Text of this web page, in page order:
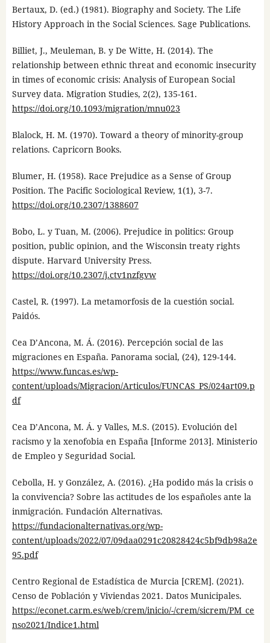
Bertaux, D. (ed.) (1981). Biography and Society. The Life
History Approach in the Social Sciences. Sage Publications.
Billiet, J., Meuleman, B. y De Witte, H. (2014). The
relationship between ethnic threat and economic insecurity
in times of economic crisis: Analysis of European Social
Survey data. Migration Studies, 2(2), 135-161.
https://doi.org/10.1093/migration/mnu023
Blalock, H. M. (1970). Toward a theory of minority-group
relations. Capricorn Books.
Blumer, H. (1958). Race Prejudice as a Sense of Group
Position. The Pacific Sociological Review, 1(1), 3-7.
https://doi.org/10.2307/1388607
Bobo, L. y Tuan, M. (2006). Prejudice in politics: Group
position, public opinion, and the Wisconsin treaty rights
dispute. Harvard University Press.
https://doi.org/10.2307/j.ctv1nzfgvw
Castel, R. (1997). La metamorfosis de la cuestión social.
Paidós.
Cea D’Ancona, M. Á. (2016). Percepción social de las
migraciones en España. Panorama social, (24), 129-144.
https://www.funcas.es/wp-
content/uploads/Migracion/Articulos/FUNCAS_PS/024art09.p
df
Cea D’Ancona, M. Á. y Valles, M.S. (2015). Evolución del
racismo y la xenofobia en España [Informe 2013]. Ministerio
de Empleo y Seguridad Social.
Cebolla, H. y González, A. (2016). ¿Ha podido más la crisis o
la convivencia? Sobre las actitudes de los españoles ante la
inmigración. Fundación Alternativas.
https://fundacionalternativas.org/wp-
content/uploads/2022/07/09daa0291c20828424c5bf9db98a2e
95.pdf
Centro Regional de Estadística de Murcia [CREM]. (2021).
Censo de Población y Viviendas 2021. Datos Municipales.
https://econet.carm.es/web/crem/inicio/-/crem/sicrem/PM_ce
nso2021/Indice1.html